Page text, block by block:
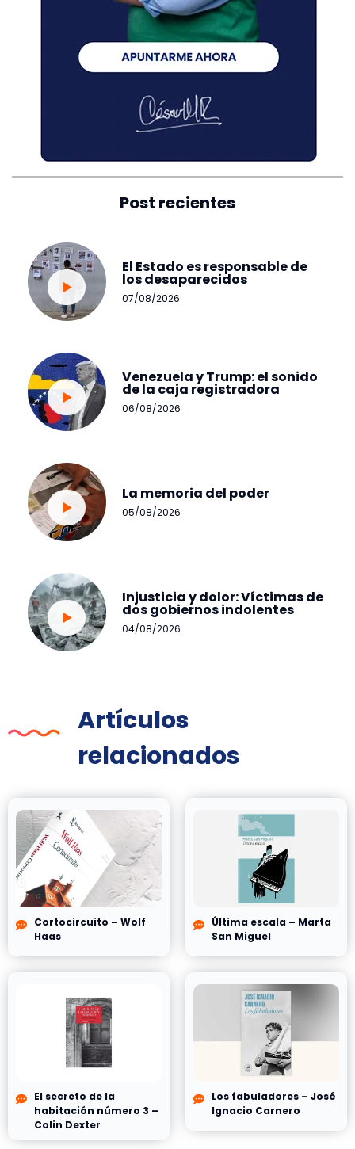
Post recientes
El Estado es responsable de
los desaparecidos
07/08/2026
Venezuela y Trump: el sonido
de la caja registradora
06/08/2026
La memoria del poder
05/08/2026
Injusticia y dolor: Víctimas de
dos gobiernos indolentes
04/08/2026
Artículos
relacionados
Cortocircuito – Wolf
Haas
Última escala – Marta
San Miguel
El secreto de la
habitación número 3 –
Colin Dexter
Los fabuladores – José
Ignacio Carnero